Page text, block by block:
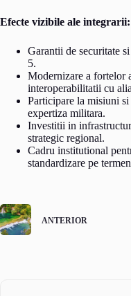
Efecte vizibile ale integrarii:
Garantii de securitate
5.
Modernizare a fortelor
interoperabilitatii cu
Participare la misiuni
expertiza militara.
Investitii in
strategic regional.
Cadru institutional
standardizare pe
ANTERIOR